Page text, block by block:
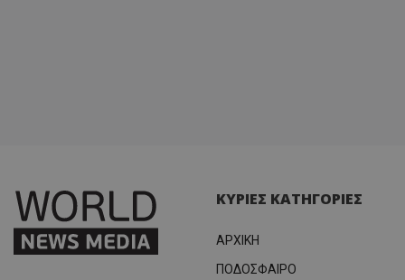
ΚΥΡΙΕΣ ΚΑΤΗΓΟΡΙΕΣ
ΑΡΧΙΚΗ
ΠΟΔΟΣΦΑΙΡΟ